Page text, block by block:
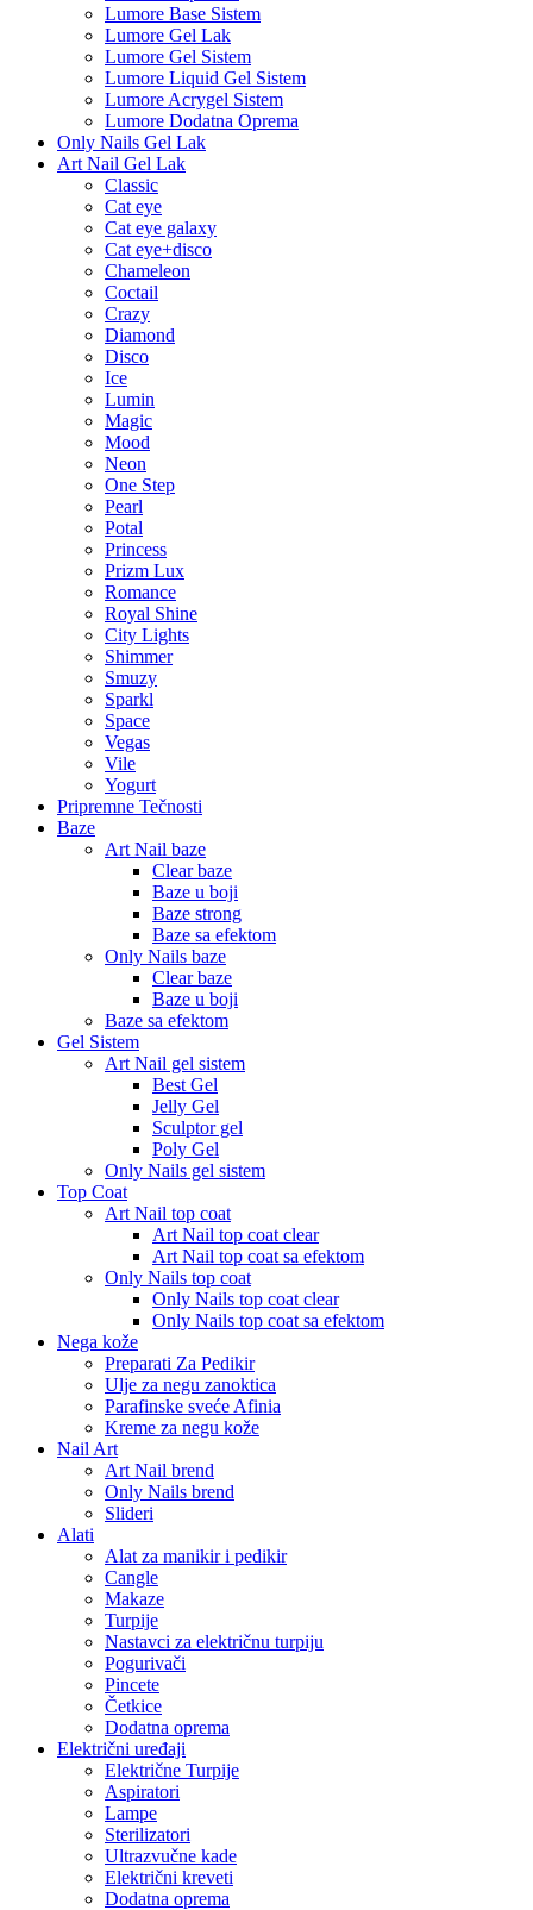
Lumore Base Sistem
Lumore Gel Lak
Lumore Gel Sistem
Lumore Liquid Gel Sistem
Lumore Acrygel Sistem
Lumore Dodatna Oprema
Only Nails Gel Lak
Art Nail Gel Lak
Classic
Cat eye
Cat eye galaxy
Cat eye+disco
Chameleon
Coctail
Crazy
Diamond
Disco
Ice
Lumin
Magic
Mood
Neon
One Step
Pearl
Potal
Princess
Prizm Lux
Romance
Royal Shine
City Lights
Shimmer
Smuzy
Sparkl
Space
Vegas
Vile
Yogurt
Pripremne Tečnosti
Baze
Art Nail baze
Clear baze
Baze u boji
Baze strong
Baze sa efektom
Only Nails baze
Clear baze
Baze u boji
Baze sa efektom
Gel Sistem
Art Nail gel sistem
Best Gel
Jelly Gel
Sculptor gel
Poly Gel
Only Nails gel sistem
Top Coat
Art Nail top coat
Art Nail top coat clear
Art Nail top coat sa efektom
Only Nails top coat
Only Nails top coat clear
Only Nails top coat sa efektom
Nega kože
Preparati Za Pedikir
Ulje za negu zanoktica
Parafinske sveće Afinia
Kreme za negu kože
Nail Art
Art Nail brend
Only Nails brend
Slideri
Alati
Alat za manikir i pedikir
Cangle
Makaze
Turpije
Nastavci za električnu turpiju
Pogurivači
Pincete
Četkice
Dodatna oprema
Električni uređaji
Električne Turpije
Aspiratori
Lampe
Sterilizatori
Ultrazvučne kade
Električni kreveti
Dodatna oprema